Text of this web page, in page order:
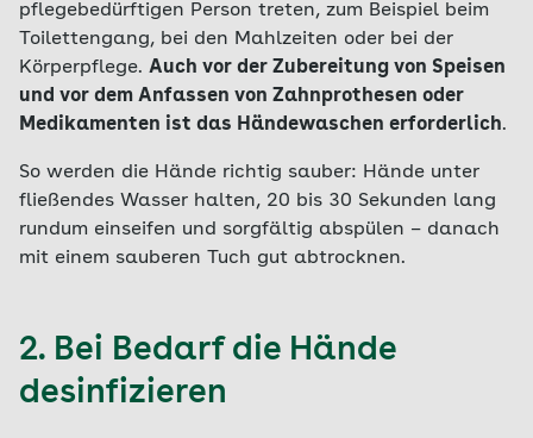
pflegebedürftigen Person treten, zum Beispiel beim
Toilettengang, bei den Mahlzeiten oder bei der
Körperpflege. Auch vor der Zubereitung von Speisen
und vor dem Anfassen von Zahnprothesen oder
Medikamenten ist das Händewaschen erforderlich.
So werden die Hände richtig sauber: Hände unter
fließendes Wasser halten, 20 bis 30 Sekunden lang
rundum einseifen und sorgfältig abspülen – danach
mit einem sauberen Tuch gut abtrocknen.
2. Bei Bedarf die Hände
desinfizieren